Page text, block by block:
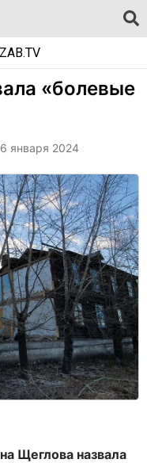
ZAB.TV
«болевые
января 2024
Щеглова назвала